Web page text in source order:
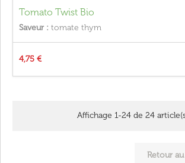
Tomato Twist Bio
Saveur : tomate thym
4,75 €
Affichage 1-24 de 24
Retour